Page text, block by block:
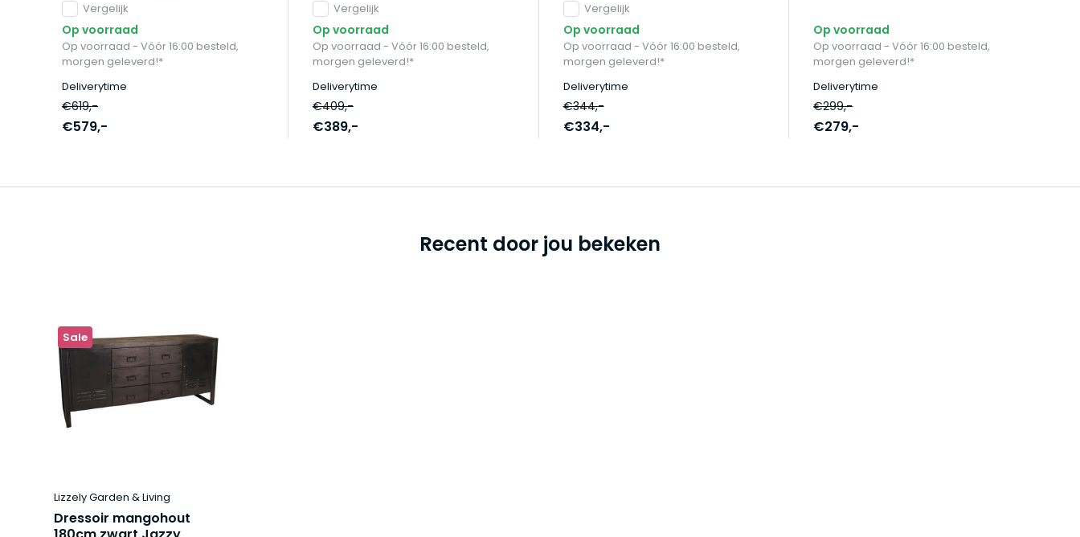
Vergelijk
Op voorraad
Op voorraad - Vóór 16:00 besteld,
morgen geleverd!*
Deliverytime
€619,-
€579,-
Vergelijk
Op voorraad
Op voorraad - Vóór 16:00 besteld,
morgen geleverd!*
Deliverytime
€409,-
€389,-
Vergelijk
Op voorraad
Op voorraad - Vóór 16:00 besteld,
morgen geleverd!*
Deliverytime
€344,-
€334,-
Op voorraad
Op voorraad - Vóór 16:00 besteld,
morgen geleverd!*
Deliverytime
€299,-
€279,-
Recent door jou bekeken
Sale
Lizzely Garden & Living
Dressoir mangohout